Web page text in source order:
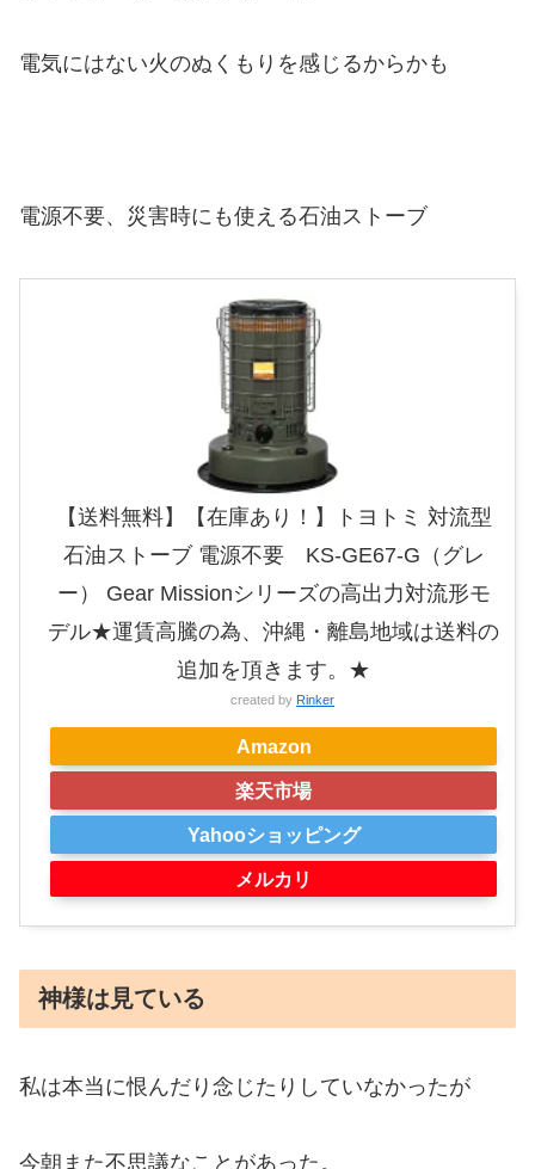
電気にはない火のぬくもりを感じるからかも
電源不要、災害時にも使える石油ストーブ
【送料無料】【在庫あり！】トヨトミ 対流型
石油ストーブ 電源不要 KS-GE67-G（グレ
ー） Gear Missionシリーズの高出力対流形モ
デル★運賃高騰の為、沖縄・離島地域は送料の
追加を頂きます。★
created by Rinker
Amazon
楽天市場
Yahooショッピング
メルカリ
神様は見ている
私は本当に恨んだり念じたりしていなかったが
今朝また不思議なことがあった。